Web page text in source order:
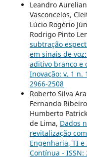
Leandro
Vasconcelos,
Lúcio Rogério
Rodrigo Pinto
subtração
em sinais de
aditivo branco e
Inovação: v. 1 n.
2966-2508
Roberto Silva
Fernando
Humberto
de Lima, Dados
revitalização
Engenharia, TI e
Contínua - ISSN: